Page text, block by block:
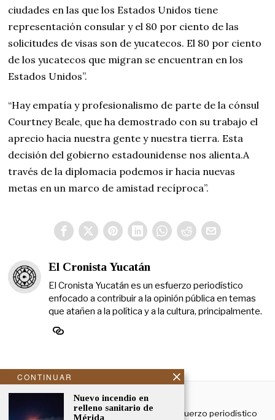
ciudades en las que los Estados Unidos tiene
representación consular y el 80 por ciento de las
solicitudes de visas son de yucatecos. El 80 por ciento
de los yucatecos que migran se encuentran en los
Estados Unidos”.
“Hay empatía y profesionalismo de parte de la cónsul
Courtney Beale, que ha demostrado con su trabajo el
aprecio hacia nuestra gente y nuestra tierra. Esta
decisión del gobierno estadounidense nos alienta.A
través de la diplomacia podemos ir hacia nuevas
metas en un marco de amistad recíproca”.
El Cronista Yucatán
El Cronista Yucatán es un esfuerzo periodístico
enfocado a contribuir a la opinión pública en temas
que atañen a la política y a la cultura, principalmente.
NOSOTROS
El Cronista Yucatán es un esfuerzo periodístico
CONTINUAR
Nuevo incendio en
relleno sanitario de
Mérida